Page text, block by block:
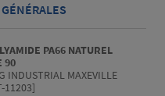
PA66 NATUREL
90
INDUSTRIAL MAXEVILLE
11203]